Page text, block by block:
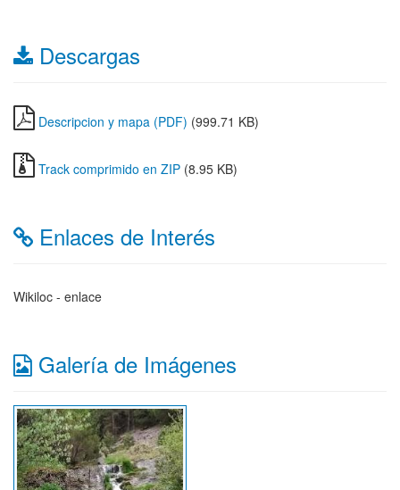
Descargas
Descripcion y mapa (PDF) (999.71 KB)
Track comprimido en ZIP (8.95 KB)
Enlaces de Interés
Wikiloc - enlace
Galería de Imágenes